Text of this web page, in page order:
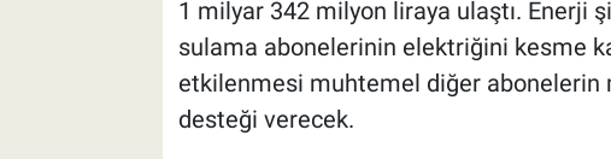
1 milyar 342 milyon liraya ulaştı. Enerji
sulama abonelerinin elektriğini kesme
etkilenmesi muhtemel diğer abonelerin
desteği verecek.